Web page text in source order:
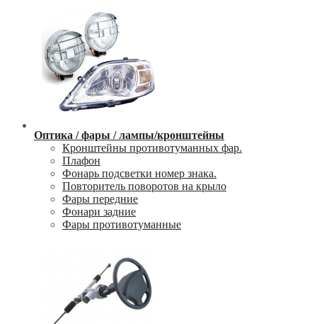
Оптика / фары / лампы/кронштейны
Кронштейны противотуманных фар.
Плафон
Фонарь подсветки номер знака.
Повторитель поворотов на крыло
Фары передние
Фонари задние
Фары противотуманные